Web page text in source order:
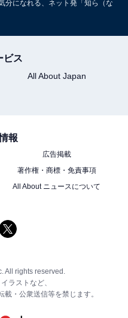
分になれる、ネット発「知ら（な
ビス
All About Japan
報
広告掲載
著作権・商標・免責事項
All About ニュースについて
All rights reserved.
ラストなど、
・公衆送信等を禁じます。